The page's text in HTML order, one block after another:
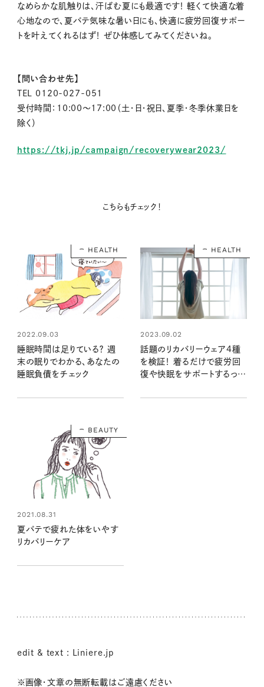
なめらかな肌触りは、汗ばむ夏にも最適です！ 軽くて快適な着
心地なので、夏バテ気味な暑い日にも、快適に疲労回復サポー
トを叶えてくれるはず！ ぜひ体感してみてくださいね。
【問い合わせ先】
TEL 0120-027-051
受付時間：10:00～17:00（土・日・祝日、夏季・冬季休業日を
除く）
https://tkj.jp/campaign/recoverywear2023/
こちらもチェック！
HEALTH
2022.09.03
睡眠時間は足りている？ 週
末の眠りでわかる、あなたの
睡眠負債をチェック
HEALTH
2023.09.02
話題のリカバリーウェア4種
を検証！ 着るだけで疲労回
復や快眠をサポートするって
BEAUTY
2021.08.31
夏バテで疲れた体をいやす
リカバリーケア
edit & text : Liniere.jp
※画像・文章の無断転載はご遠慮ください